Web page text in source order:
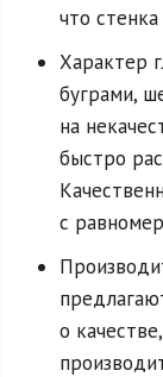
что
Характер
буграми,
на
быстро
с
о